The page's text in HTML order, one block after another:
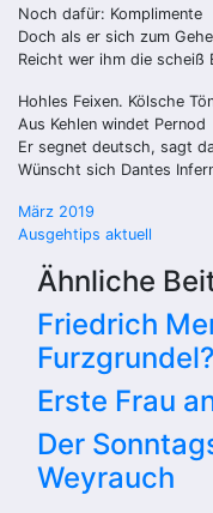
Noch dafür: Komplimente
Doch als er sich zum
Reicht wer ihm die scheiß
Hohles Feixen. Kölsche
Aus Kehlen windet Pernod
Er segnet deutsch, sagt
Wünscht sich Dantes
März 2019
Ausgehtips aktuell
Ähnliche
Friedrich
Furzgrundel?
Erste Frau
Der
Weyrauch